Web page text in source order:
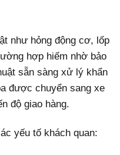
như hỏng động cơ, lốp
hợp hiếm nhờ bảo
sẵn sàng xử lý khẩn
được chuyển sang xe
độ giao hàng.
yếu tố khách quan: